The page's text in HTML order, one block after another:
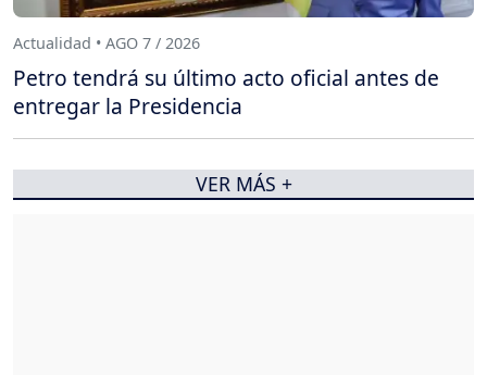
Actualidad • AGO 7 / 2026
Petro tendrá su último acto oficial antes de
entregar la Presidencia
VER MÁS +